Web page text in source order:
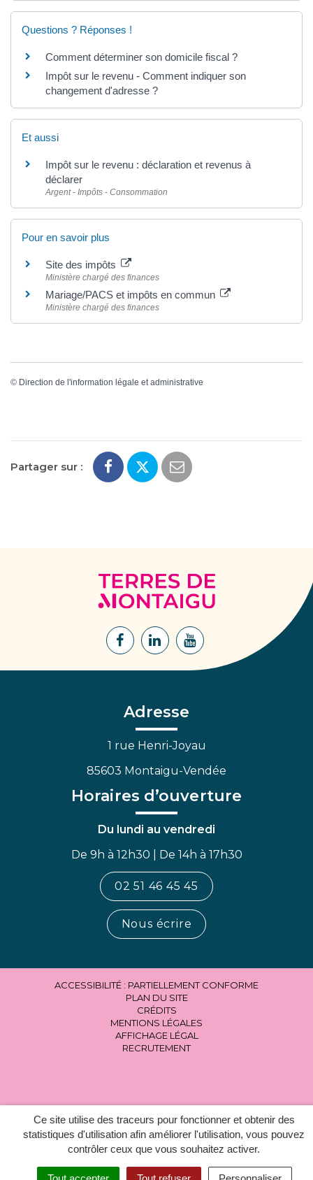
Ce site utilise des traceurs pour fonctionner et obtenir des
statistiques d'utilisation afin améliorer l'utilisation, vous pouvez
contrôler ceux que vous souhaitez activer.
Questions ? Réponses !
Comment déterminer son domicile fiscal ?
Impôt sur le revenu - Comment indiquer son
changement d'adresse ?
Et aussi
Impôt sur le revenu : déclaration et revenus à
déclarer
Argent - Impôts - Consommation
Pour en savoir plus
Site des impôts
Ministère chargé des finances
Mariage/PACS et impôts en commun
Ministère chargé des finances
© Direction de l'information légale et administrative
Partager sur :
Terres
de
Montaigu
Lien
Facebook
Lien
Lien
Adresse
1 rue Henri-Joyau
85603 Montaigu-Vendée
Horaires d’ouverture
Du lundi au vendredi
De 9h à 12h30 | De 14h à 17h30
02 51 46 45 45
Nous écrire
ACCESSIBILITÉ : PARTIELLEMENT CONFORME
PLAN DU SITE
CRÉDITS
MENTIONS LÉGALES
AFFICHAGE LÉGAL
RECRUTEMENT